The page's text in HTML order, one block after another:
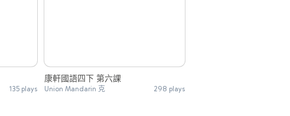
135 plays
康軒國語四下 第六課
Union Mandarin 克 298 plays